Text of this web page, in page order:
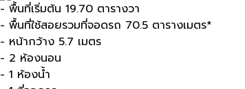
- พื้นที่เริ่มต้น 19.70 ตารางวา
- พื้นที่ใช้สอยรวมที่จอดรถ 70.5 ตารางเมตร*
- หน้ากว้าง 5.7 เมตร
- 2 ห้องนอน
- 1 ห้องน้ำ